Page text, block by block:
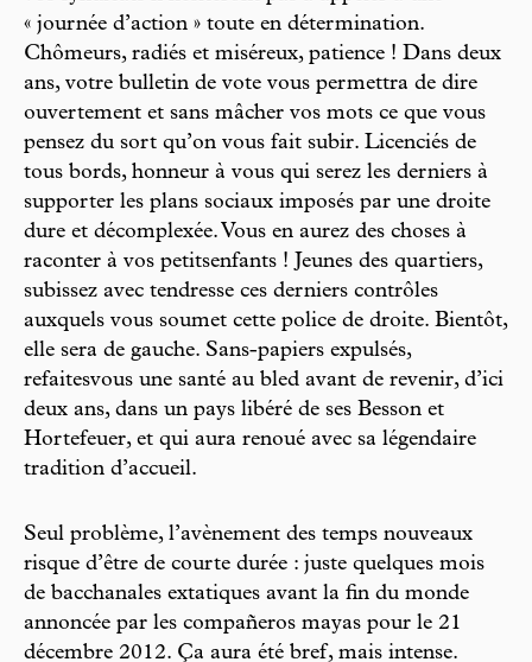
« journée d’action » toute en détermination.
Chômeurs, radiés et miséreux, patience ! Dans deux
ans, votre bulletin de vote vous permettra de dire
ouvertement et sans mâcher vos mots ce que vous
pensez du sort qu’on vous fait subir. Licenciés de
tous bords, honneur à vous qui serez les derniers à
supporter les plans sociaux imposés par une droite
dure et décomplexée. Vous en aurez des choses à
raconter à vos petitsenfants ! Jeunes des quartiers,
subissez avec tendresse ces derniers contrôles
auxquels vous soumet cette police de droite. Bientôt,
elle sera de gauche. Sans-papiers expulsés,
refaitesvous une santé au bled avant de revenir, d’ici
deux ans, dans un pays libéré de ses Besson et
Hortefeuer, et qui aura renoué avec sa légendaire
tradition d’accueil.
Seul problème, l’avènement des temps nouveaux
risque d’être de courte durée : juste quelques mois
de bacchanales extatiques avant la fin du monde
annoncée par les compañeros mayas pour le 21
décembre 2012. Ça aura été bref, mais intense.